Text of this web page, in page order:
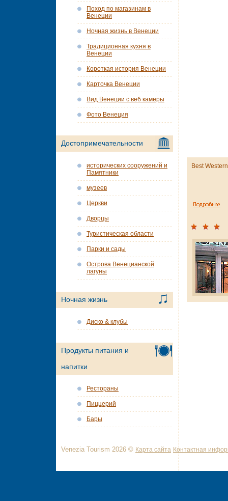
Best
Поход по магазинам в
Венеции
Ночная жизнь в Венеции
Традиционная кухня в
Венеции
Короткая история Венеции
Карточка Венеции
Вид Венеции с веб камеры
Фото Венеция
Достопримечательности
исторических сооружений и
Памятники
музеев
Церкви
Дворцы
Туристическая области
Парки и сады
Острова Венецианской
лагуны
Ночная жизнь
Диско & клубы
Продукты питания и
напитки
Рестораны
Пиццерий
Бары
Venezia Tourism 2026 © Карта сайта Контактная